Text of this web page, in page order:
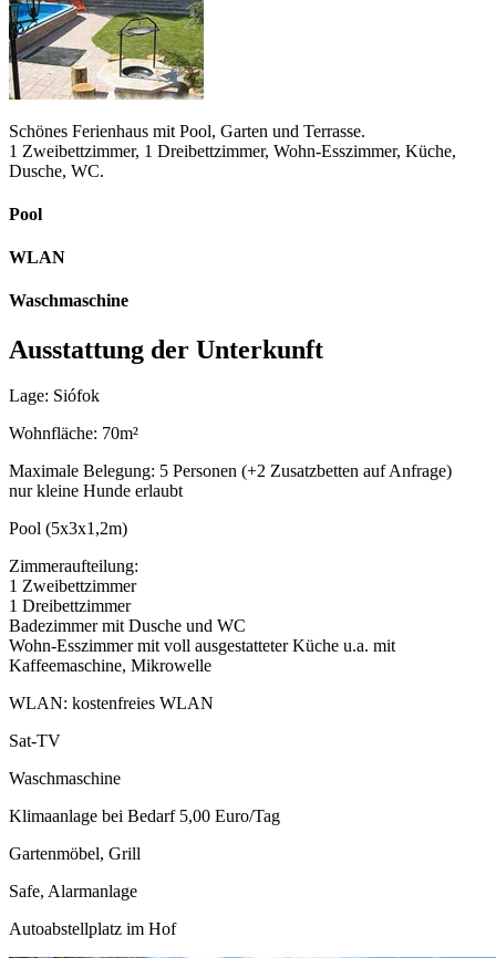
Schönes Ferienhaus mit Pool, Garten und Terrasse.
1 Zweibettzimmer, 1 Dreibettzimmer, Wohn-Esszimmer, Küche,
Dusche, WC.
Pool
WLAN
Waschmaschine
Ausstattung der Unterkunft
Lage: Siófok
Wohnfläche: 70m²
Maximale Belegung: 5 Personen (+2 Zusatzbetten auf Anfrage)
nur kleine Hunde erlaubt
Pool (5x3x1,2m)
Zimmeraufteilung:
1 Zweibettzimmer
1 Dreibettzimmer
Badezimmer mit Dusche und WC
Wohn-Esszimmer mit voll ausgestatteter Küche u.a. mit
Kaffeemaschine, Mikrowelle
WLAN: kostenfreies WLAN
Sat-TV
Waschmaschine
Klimaanlage bei Bedarf 5,00 Euro/Tag
Gartenmöbel, Grill
Safe, Alarmanlage
Autoabstellplatz im Hof